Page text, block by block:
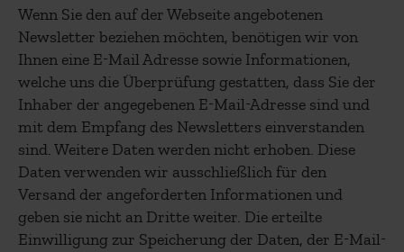
Wenn Sie den auf der Webseite angebotenen
Newsletter beziehen möchten, benötigen wir von
Ihnen eine E-Mail Adresse sowie Informationen,
welche uns die Überprüfung gestatten, dass Sie der
Inhaber der angegebenen E-Mail-Adresse sind und
mit dem Empfang des Newsletters einverstanden
sind. Weitere Daten werden nicht erhoben. Diese
Daten verwenden wir ausschließlich für den
Versand der angeforderten Informationen und
geben sie nicht an Dritte weiter. Die erteilte
Einwilligung zur Speicherung der Daten, der E-Mail-